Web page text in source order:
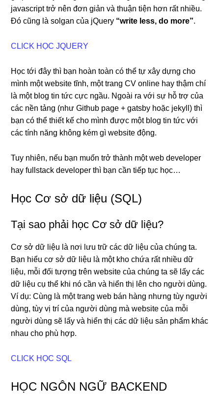
javascript trở nên đơn giản và thuận tiện hơn rất nhiều.
Đó cũng là solgan của jQuery “write less, do more”.
CLICK HỌC JQUERY
Học tới đây thì bạn hoàn toàn có thể tự xây dựng cho
mình một website tĩnh, một trang CV online hay thậm chí
là một blog tin tức cực ngầu. Ngoài ra với sự hỗ trợ của
các nền tảng (như Github page + gatsby hoặc jekyll) thì
bạn có thể thiết kế cho mình được một blog tin tức với
các tính năng không kém gì website động.
Tuy nhiên, nếu bạn muốn trở thành một web developer
hay fullstack developer thì bạn cần tiếp tục học…
Học Cơ sở dữ liệu (SQL)
Tại sao phải học Cơ sở dữ liệu?
Cơ sở dữ liệu là nơi lưu trữ các dữ liệu của chúng ta.
Bạn hiểu cơ sở dữ liệu là một kho chứa rất nhiều dữ
liệu, mỗi đối tượng trên website của chúng ta sẽ lấy các
dữ liệu cụ thể khi nó cần và hiển thị lên cho người dùng.
Ví dụ: Cùng là một trang web bán hàng nhưng tùy người
dùng, tùy vị trí của người dùng mà website của mỗi
người dùng sẽ lấy và hiển thị các dữ liệu sản phẩm khác
nhau cho phù hợp.
CLICK HỌC SQL
HỌC NGÔN NGỮ BACKEND